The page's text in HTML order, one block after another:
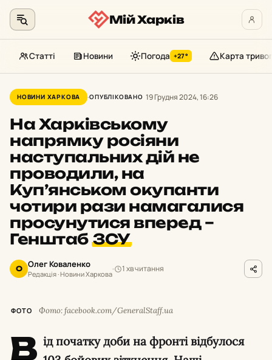
до
контенту
Мій Харків
Статті Новини Погода +27° Карта тривог
НОВИНИ ХАРКОВА ОПУБЛІКОВАНО 19 Грудня 2024, 16:26
На Харківському
напрямку росіяни
наступальних дій не
проводили, на
Куп’янськом окупанти
чотири рази намагалися
просунутися вперед –
ГенштабЗСУ
О Олег Коваленко
Редакція · Новини Харкова
1 хв читання
ФОТО Фото: facebook.com/GeneralStaff.ua
В ід початку доби на фронті відбулося